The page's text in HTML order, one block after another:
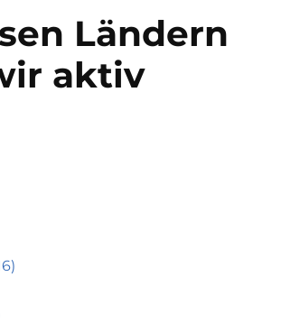
Ländern
aktiv